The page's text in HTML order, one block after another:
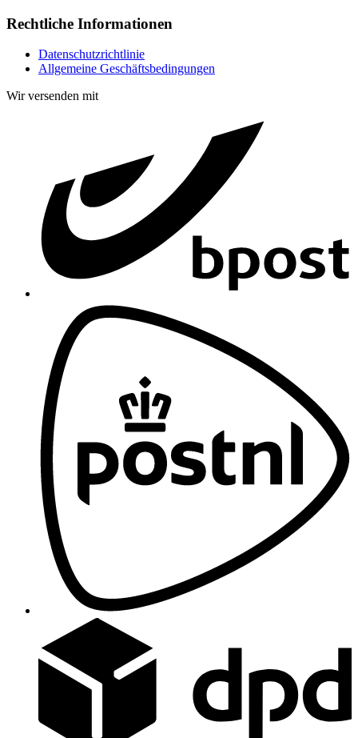
Rechtliche Informationen
Datenschutzrichtlinie
Allgemeine Geschäftsbedingungen
Wir versenden mit